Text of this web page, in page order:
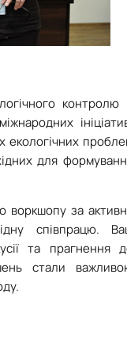
контролю
екологічних
для
воркшопу за
співпрацю.
та прагнення
стали